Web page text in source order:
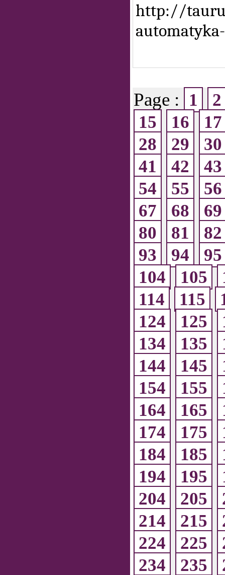
http://
Page : 1
2
15
16
17
28
29
30
41
42
43
54
55
56
67
68
69
80
81
82
93
94
95
104
105
114
115
124
125
134
135
144
145
154
155
164
165
174
175
184
185
194
195
204
205
214
215
224
225
234
235